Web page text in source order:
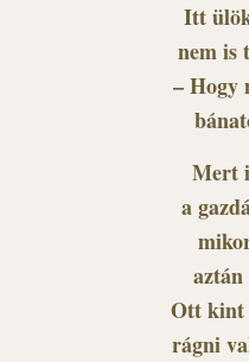
Itt
nem is
– Hogy
Mert
a
Ott kint
rágni